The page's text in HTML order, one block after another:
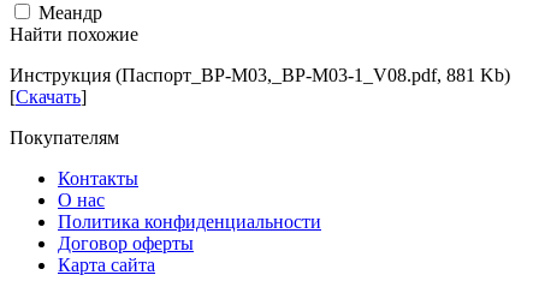
Меандр
Найти похожие
Инструкция (Паспорт_ВР-М03,_ВР-М03-1_V08.pdf, 881 Kb)
[Скачать]
Покупателям
Контакты
О нас
Политика конфиденциальности
Договор оферты
Карта сайта